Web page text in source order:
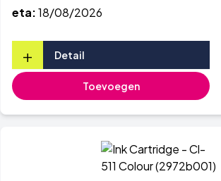
eta:18/08/2026
+ Detail
Toevoegen